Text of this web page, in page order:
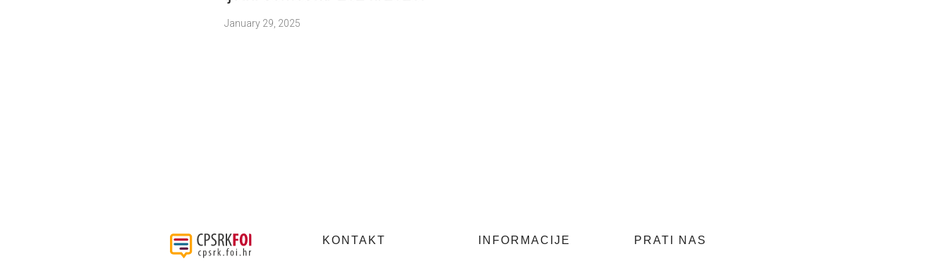
January 29, 2025
KONTAKT INFORMACIJE PRATI NAS